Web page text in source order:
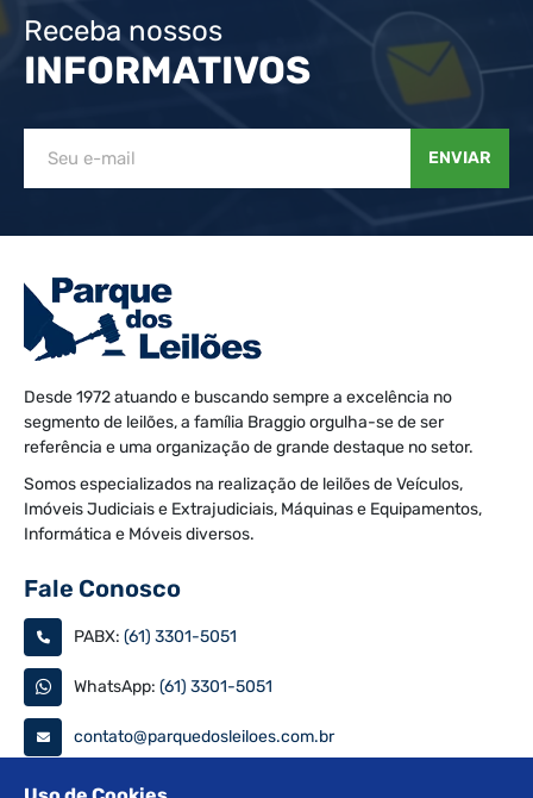
Receba nossos
INFORMATIVOS
ENVIAR
Desde 1972 atuando e buscando sempre a excelência no
segmento de leilões, a família Braggio orgulha-se de ser
referência e uma organização de grande destaque no setor.
Somos especializados na realização de leilões de Veículos,
Imóveis Judiciais e Extrajudiciais, Máquinas e Equipamentos,
Informática e Móveis diversos.
Fale Conosco
PABX: (61) 3301-5051
WhatsApp: (61) 3301-5051
contato@parquedosleiloes.com.br